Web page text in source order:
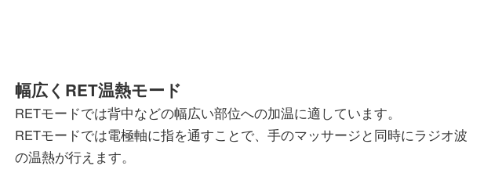
幅広くRET温熱モード
RETモードでは背中などの幅広い部位への加温に適しています。
RETモードでは電極軸に指を通すことで、手のマッサージと同時にラジオ波
の温熱が行えます。